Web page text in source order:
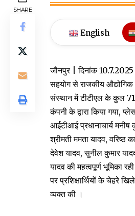
SHARE
English
जौनपुर | दिनांक 10.7.2025
सहयोग से राजकीय औद्योगिक
संस्थान में टीटीएल के कुल 71
कंपनी के द्वारा किया गया,
आईटीआई प्रधानाचार्य मनीष
श्रीमती ममता यादव,
देवेश यादव, सुनील कुमार
यादव की महत्वपूर्ण भूमिका
पर प्रशिक्षार्थियों के चेहरे
व्यक्त की ।